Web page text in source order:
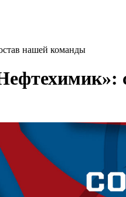
нашей команды